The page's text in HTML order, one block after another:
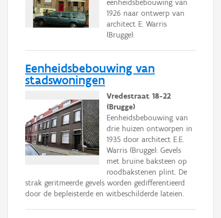
eenheidsbebouwing van
1926 naar ontwerp van
architect E. Warris
(Brugge).
Eenheidsbebouwing van
stadswoningen
Vredestraat 18-22
(Brugge)
Eenheidsbebouwing van
drie huizen ontworpen in
1935 door architect E.E.
Warris (Brugge). Gevels
met bruine baksteen op
roodbakstenen plint. De
strak geritmeerde gevels worden gedifferentieerd
door de bepleisterde en witbeschilderde lateien.